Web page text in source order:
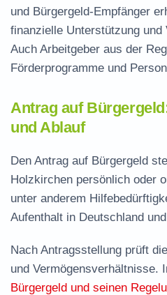
und Bürgergeld-Empfänger
finanzielle Unterstützung und
Auch Arbeitgeber aus der
Förderprogramme und
Antrag auf
und Ablauf
Den Antrag auf Bürgergeld
Holzkirchen persönlich oder
unter anderem
Aufenthalt in Deutschland
Nach Antragsstellung prüft
und Vermögensverhältnisse.
Bürgergeld und seinen